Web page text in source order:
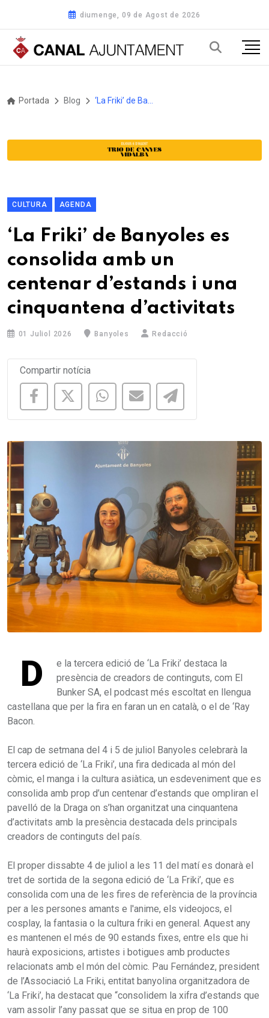
diumenge, 09 de Agost de 2026
Portada Blog
CULTURA AGENDA
‘La Friki’ de Banyoles es
consolida amb un
centenar d’estands i una
cinquantena d’activitats
01 Juliol 2026 Banyoles Redacció
Compartir notícia
D
e la tercera edició de ‘La Friki’ destaca la
presència de creadors de continguts, com El
Bunker SA, el podcast més escoltat en llengua
castellana que per la fira en faran un en català, o el de ‘Ray
Bacon.
El cap de setmana del 4 i 5 de juliol Banyoles celebrarà la
tercera edició de ‘La Friki’, una fira dedicada al món del
còmic, el manga i la cultura asiàtica, un esdeveniment que es
consolida amb prop d’un centenar d’estands que ompliran el
pavelló de la Draga on s’han organitzat una cinquantena
d’activitats amb la presència destacada dels principals
creadors de continguts del país.
El proper dissabte 4 de juliol a les 11 del matí es donarà el
tret de sortida de la segona edició de ‘La Friki’, que es
consolida com una de les fires de referència de la província
per a les persones amants e l'anime, els videojocs, el
cosplay, la fantasia o la cultura friki en general. Aquest any
es mantenen el més de 90 estands fixes, entre els que hi
haurà exposicions, artistes i botigues amb productes
relacionats amb el món del còmic. Pau Fernández, president
de l’Associació La Friki, entitat banyolina organitzadora de
‘La Friki’, ha destacat que “consolidem la xifra d’estands que
vam assolir l’any passat que se situa en prop de 100